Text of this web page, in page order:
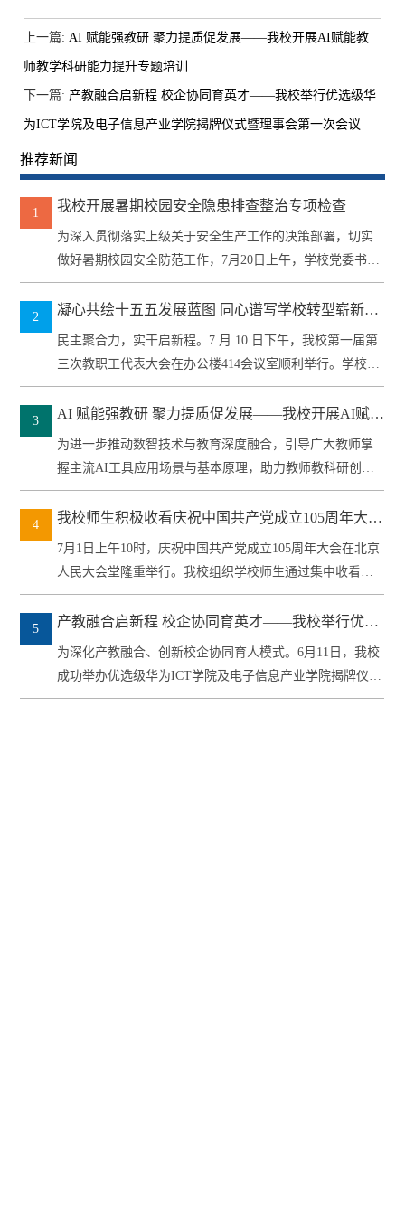
上一篇: AI 赋能强教研 聚力提质促发展——我校开展AI赋能教
师教学科研能力提升专题培训
下一篇: 产教融合启新程 校企协同育英才——我校举行优选级华
为ICT学院及电子信息产业学院揭牌仪式暨理事会第一次会议
推荐新闻
1 我校开展暑期校园安全隐患排查整治专项检查
为深入贯彻落实上级关于安全生产工作的决策部署，切实
做好暑期校园安全防范工作，7月20日上午，学校党委书记
李黎武带队，...
2
凝心共绘十五五发展蓝图 同心谱写学校转型崭新篇
章 —— 我校第一届第三次教职工代表大会顺利召开
民主聚合力，实干启新程。7 月 10 日下午，我校第一届第
三次教职工代表大会在办公楼414会议室顺利举行。学校全
体班...
3
AI 赋能强教研 聚力提质促发展——我校开展AI赋能
教师教学科研能力提升专题培训
为进一步推动数智技术与教育深度融合，引导广大教师掌
握主流AI工具应用场景与基本原理，助力教师教科研创新
能力提升，构建学...
4
我校师生积极收看庆祝中国共产党成立105周年大会
直播
7月1日上午10时，庆祝中国共产党成立105周年大会在北京
人民大会堂隆重举行。我校组织学校师生通过集中收看、
线上收听等...
5
产教融合启新程 校企协同育英才——我校举行优选
级华为ICT学院及电子信息产业学院揭牌仪式暨理事
会第一次会议
为深化产教融合、创新校企协同育人模式。6月11日，我校
成功举办优选级华为ICT学院及电子信息产业学院揭牌仪式
暨产业...